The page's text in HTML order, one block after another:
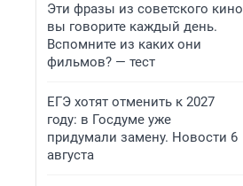
Эти фразы из советского кино
вы говорите каждый день.
Вспомните из каких они
фильмов? — тест
ЕГЭ хотят отменить к 2027
году: в Госдуме уже
придумали замену. Новости 6
августа